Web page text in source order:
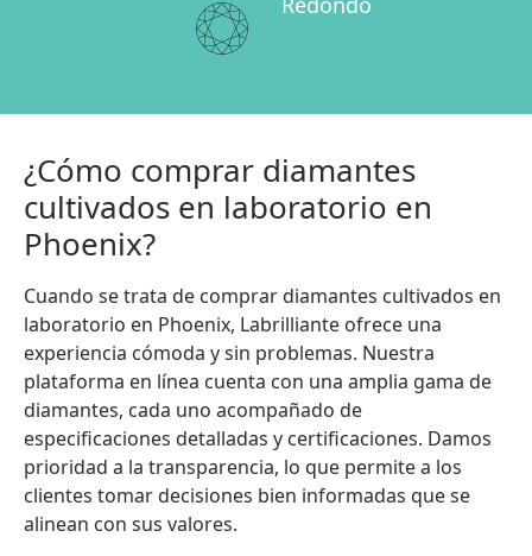
¿Cómo comprar diamantes
cultivados en laboratorio en
Phoenix?
Cuando se trata de comprar diamantes cultivados en
laboratorio en Phoenix, Labrilliante ofrece una
experiencia cómoda y sin problemas. Nuestra
plataforma en línea cuenta con una amplia gama de
diamantes, cada uno acompañado de
especificaciones detalladas y certificaciones. Damos
prioridad a la transparencia, lo que permite a los
clientes tomar decisiones bien informadas que se
alinean con sus valores.